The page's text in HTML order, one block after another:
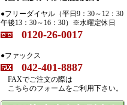
●フリーダイヤル（平日9：30～12：30
午後13：30～16：30）※水曜定休日
0120-26-0017
●ファックス
042-401-8887
FAXでご注文の際は
こちらのフォームをご利用下さい。